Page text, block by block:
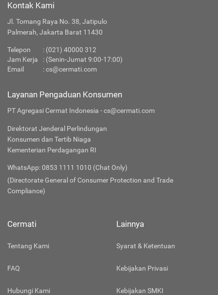
Kontak Kami
Jl. Tomang Raya No. 38, Jatipulo
Palmerah, Jakarta Barat 11430
Telepon : (021) 40000 312
Jam Kerja
: (Senin-Jumat 9:00-17:00)
Email
:cs@cermati.com
Layanan Pengaduan Konsumen
PT Agregasi Cermat Indonesia - cs@cermati.com
Direktorat Jenderal Perlindungan
Konsumen dan Tertib Niaga
Kementerian Perdagangan RI
WhatsApp: 0853 1111 1010 (Chat Only)
(Directorate General of Consumer Protection and Trade
Compliance)
Cermati
Tentang Kami
FAQ
Hubungi Kami
Lainnya
Syarat & Ketentuan
Kebijakan Privasi
Kebijakan SMKI